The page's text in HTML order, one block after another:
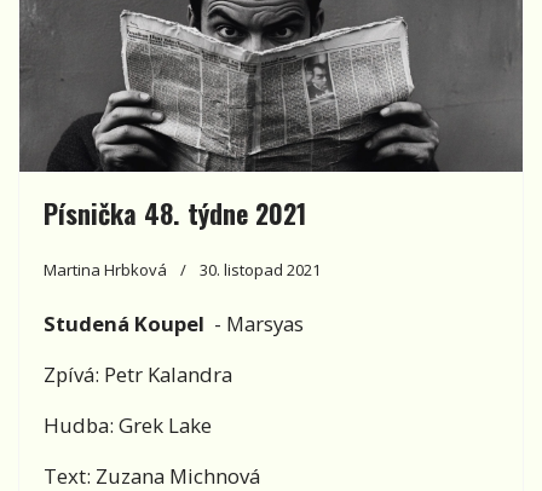
Písnička 48. týdne 2021
Martina Hrbková 30. listopad 2021
Studená Koupel - Marsyas
Zpívá: Petr Kalandra
Hudba: Grek Lake
Text: Zuzana Michnová